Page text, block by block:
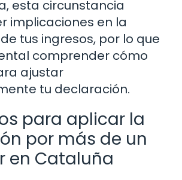
esta circunstancia
implicaciones en la
tus ingresos, por lo que
comprender cómo
ajustar
tu declaración.
para aplicar la
por más de un
en Cataluña